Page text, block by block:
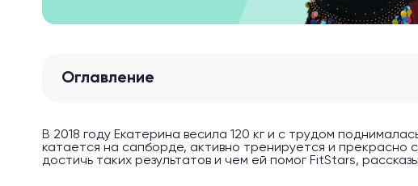
Оглавление
В 2018 году Екатерина весила 120 кг и с трудом
катается на сапборде, активно тренируется и прекрасно
достичь таких результатов и чем ей помог FitStars,